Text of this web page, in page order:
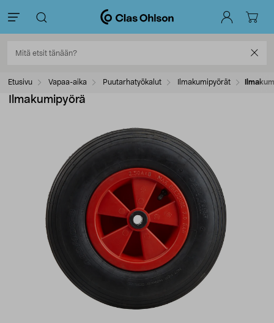
Etusivu Vapaa-aika Puutarhatyökalut Ilmakumipyörät
Ilmakumipyörä